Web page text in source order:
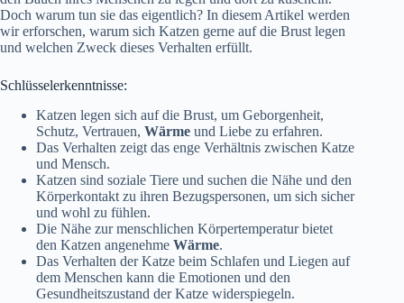
Doch warum tun sie das eigentlich? In diesem Artikel werden
wir erforschen, warum sich Katzen gerne auf die Brust legen
und welchen Zweck dieses Verhalten erfüllt.
Schlüsselerkenntnisse:
Katzen legen sich auf die Brust, um Geborgenheit,
Schutz, Vertrauen, Wärme und Liebe zu erfahren.
Das Verhalten zeigt das enge Verhältnis zwischen Katze
und Mensch.
Katzen sind soziale Tiere und suchen die Nähe und den
Körperkontakt zu ihren Bezugspersonen, um sich sicher
und wohl zu fühlen.
Die Nähe zur menschlichen Körpertemperatur bietet
den Katzen angenehme Wärme.
Das Verhalten der Katze beim Schlafen und Liegen auf
dem Menschen kann die Emotionen und den
Gesundheitszustand der Katze widerspiegeln.